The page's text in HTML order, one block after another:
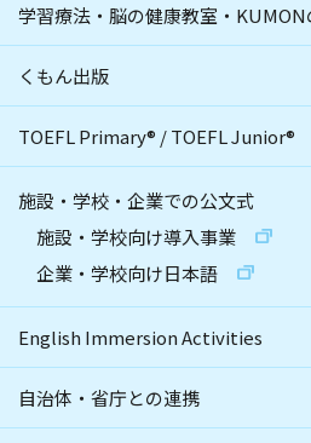
学習療法・脳の健康教室・KUMON
くもん出版
TOEFL Primary® /TOEFL Junior®
施設・学校・企業での公文式
施設・学校向け導入事業
企業・学校向け日本語
English Immersion Activities
自治体・省庁との連携